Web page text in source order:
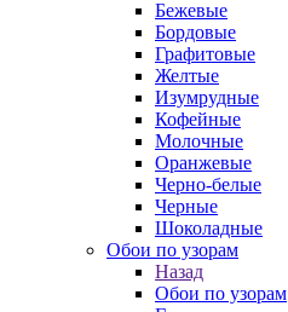
Бежевые
Бордовые
Графитовые
Желтые
Изумрудные
Кофейные
Молочные
Оранжевые
Черно-белые
Черные
Шоколадные
Обои по узорам
Назад
Обои по узорам